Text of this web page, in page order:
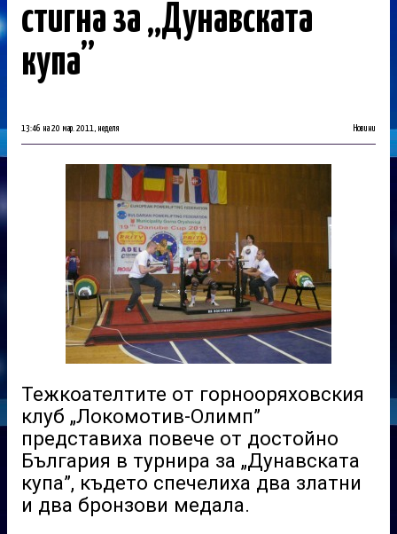
стигна за „Дунавската
купа”
13:46 на 20 мар. 2011, неделя Новини
Тежкоателтите от горнооряховския
клуб „Локомотив-Олимп”
представиха повече от достойно
България в турнира за „Дунавската
купа”, където спечелиха два златни
и два бронзови медала.